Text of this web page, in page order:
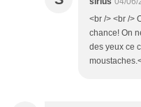
<br /> <br />
chance! On
des yeux ce